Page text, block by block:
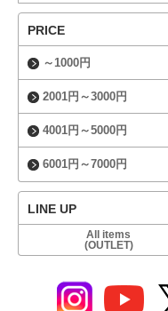
PRICE
～1000円
2001円～3000円
4001円～5000円
6001円～7000円
LINE UP
All items
(OUTLET)